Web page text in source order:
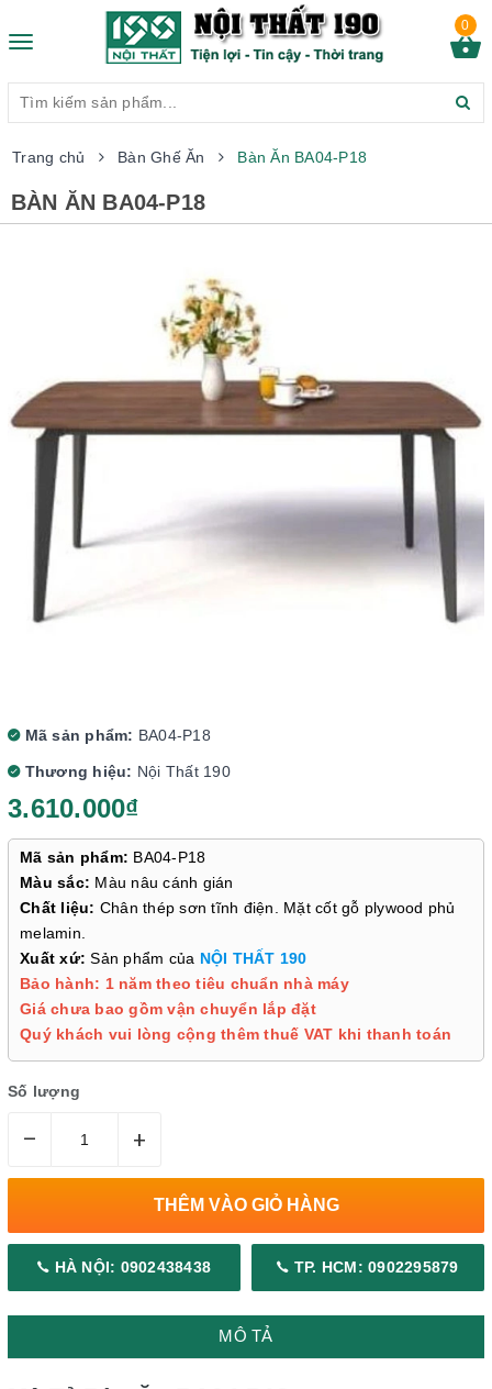
Toggle
0
Trang chủ Bàn Ghế Ăn Bàn Ăn BA04-P18
BÀN ĂN BA04-P18
Mã sản phẩm: BA04-P18
Thương hiệu: Nội Thất 190
3.610.000₫
Mã sản phẩm: BA04-P18
Màu sắc: Màu nâu cánh gián
Chất liệu: Chân thép sơn tĩnh điện. Mặt cốt gỗ plywood phủ
melamin.
Xuất xứ: Sản phẩm của NỘI THẤT 190
Bảo hành: 1 năm theo tiêu chuẩn nhà máy
Giá chưa bao gồm vận chuyển lắp đặt
Quý khách vui lòng cộng thêm thuế VAT khi thanh toán
Số lượng
– +
THÊM VÀO GIỎ HÀNG
HÀ NỘI: 0902438438 TP. HCM: 0902295879
MÔ TẢ